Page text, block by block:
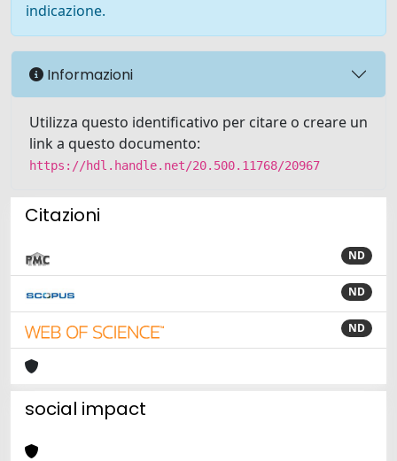
indicazione.
Informazioni
Utilizza questo identificativo per citare o creare un
link a questo documento:
https://hdl.handle.net/20.500.11768/20967
Citazioni
ND
ND
ND
social impact